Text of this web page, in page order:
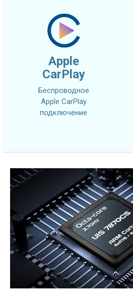
Apple
CarPlay
Беспроводное
Apple CarPlay
подключение